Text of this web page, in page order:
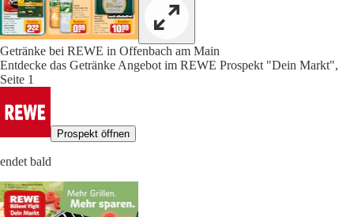
Getränke bei REWE in Offenbach am Main
Entdecke das Getränke Angebot im REWE Prospekt "Dein Markt",
Seite 1
Prospekt öffnen
endet bald